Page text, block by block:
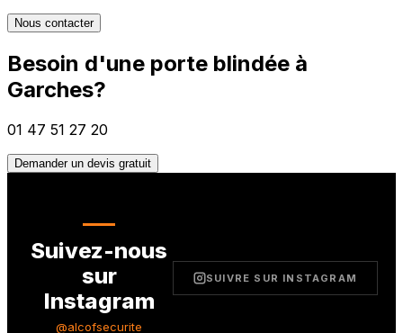
Nous contacter
Besoin d'une porte blindée à
Garches?
01 47 51 27 20
Demander un devis gratuit
Suivez-nous
sur
Instagram
@alcofsecurite
SUIVRE SUR INSTAGRAM